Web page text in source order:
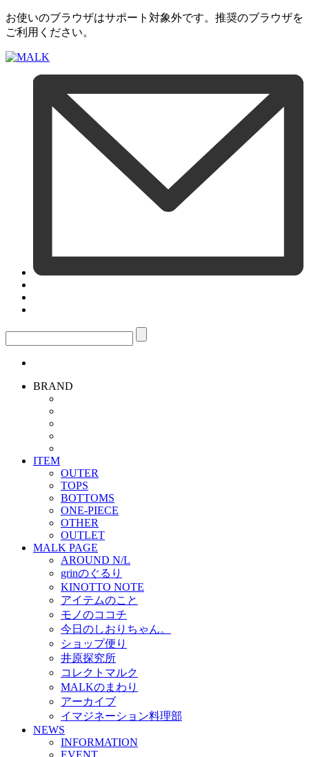
お使いのブラウザはサポート対象外です。推奨のブラウザを
ご利用ください。
BRAND
ITEM
OUTER
TOPS
BOTTOMS
ONE-PIECE
OTHER
OUTLET
MALK PAGE
AROUND N/L
grinのぐるり
KINOTTO NOTE
アイテムのこと
モノのココチ
今日のしおりちゃん。
ショップ便り
井原探究所
コレクトマルク
MALKのまわり
アーカイブ
イマジネーション料理部
NEWS
INFORMATION